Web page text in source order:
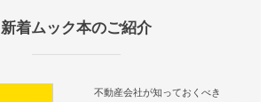
新着ムック本のご紹介
不動産会社が知っておくべき